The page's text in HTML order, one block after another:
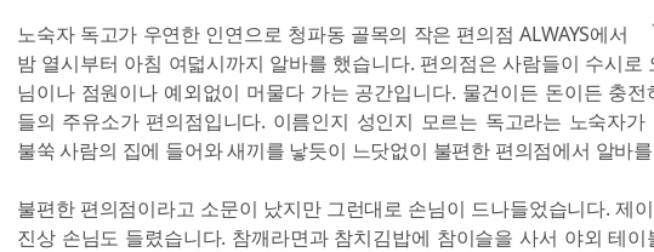
노숙자 독고가 우연한 인연으로 청파동 골목의 작은 편의점 ALWAYS에서
밤 열시부터 아침 여덟시까지 알바를 했습니다. 편의점은 사람들이 수시로
님이나 점원이나 예외없이 머물다 가는 공간입니다. 물건이든 돈이든 충
들의 주유소가 편의점입니다. 이름인지 성인지 모르는 독고라는 노숙자
불쑥 사람의 집에 들어와 새끼를 낳듯이 느닷없이 불편한 편의점에서 알바
불편한 편의점이라고 소문이 났지만 그런대로 손님이 드나들었습니다. 제
진상 손님도 들렸습니다. 참깨라면과 참치김밥에 참이슬을 사서 야외 테